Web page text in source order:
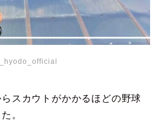
スカウトがかかるほどの野球
。